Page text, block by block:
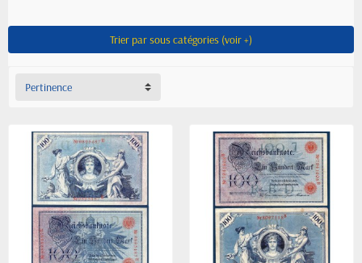
Trier par sous catégories (voir +)
Pertinence